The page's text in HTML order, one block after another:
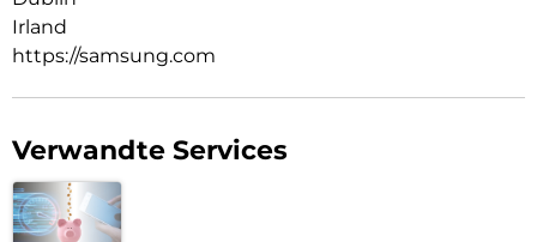
Irland
https://samsung.com
Verwandte Services